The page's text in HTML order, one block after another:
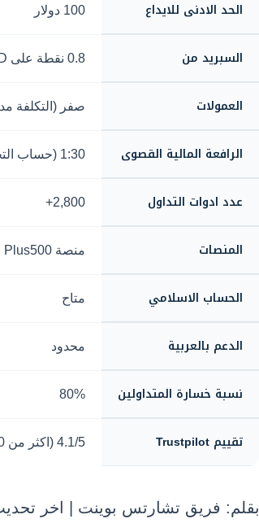
الحد الادنى للايداع 100 دولار
السبريد من 0.8 نقطة على EUR/USD
العمولات صفر (التكلفة
الرافعة المالية القصوى 1:30 (حساب التجزئة) / 1:300 (حساب احترافي)
عدد ادوات التداول 2,800+
المنصات منصة Plus500 الخاصة (ويب + موبايل)
الحساب الاسلامي متاح
الدعم بالعربية محدود
نسبة خسارة المتداولين 80%
تقييم Trustpilot 4.1/5 (اكثر من 16,000 تقييم)
بقلم: فريق تشارتس بوينت | اخر تحديث: